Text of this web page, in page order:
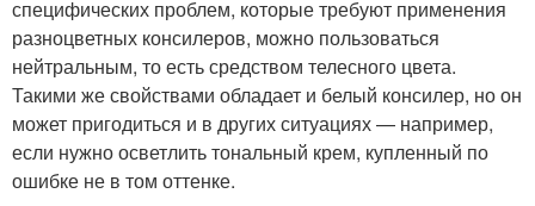
специфических проблем, которые требуют применения
разноцветных консилеров, можно пользоваться
нейтральным, то есть средством телесного цвета.
Такими же свойствами обладает и белый консилер, но он
может пригодиться и в других ситуациях — например,
если нужно осветлить тональный крем, купленный по
ошибке не в том оттенке.